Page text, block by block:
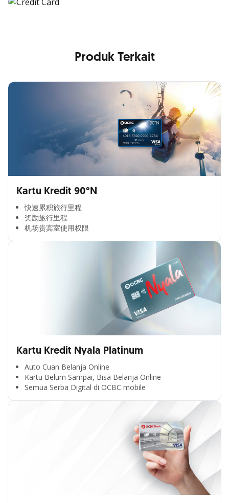
Produk Terkait
Kartu Kredit 90°N
快速累积旅行里程​
奖励旅行里程​
机场贵宾室使用权限​
Kartu Kredit Nyala Platinum
Auto Cuan Belanja Online
Kartu Belum Sampai, Bisa Belanja Online
Semua Serba Digital di OCBC mobile